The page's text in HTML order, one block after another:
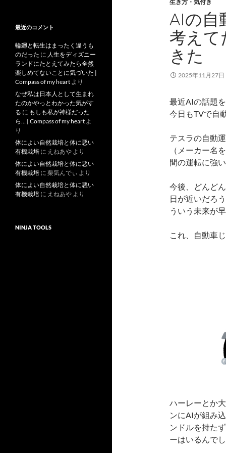
生き方・気付き
AIの自
考えて
きた
2025年11月27日
最近AIの話題
今日もTVで自
テスラの自動
（メーカー名
間の運転に強
今後、どんど
日が近いだろ
ういう未来が
これ、自動車
ハーレーとか
ンにAIが組み
ンドルを持た
ーはいるんで
最近のコメント
輪廻と転生はまったく違うも
のだった に 人生をディズニー
ランドにたとえてみたら全然
楽しめてないことに気づいた |
Compass of my heart より
なぜ私は日本人として生まれ
たのかやっとわかった気がす
る に もしも私が神様だった
ら… | Compass of my heart よ
り
体によい自然栽培と体に悪い
有機栽培 に えねあや より
体によい自然栽培と体に悪い
有機栽培 に 栗気んでぃ より
体によい自然栽培と体に悪い
有機栽培 に えねあや より
NINJA TOOLS